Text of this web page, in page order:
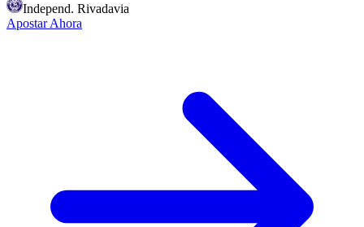
Independ. Rivadavia
Apostar Ahora